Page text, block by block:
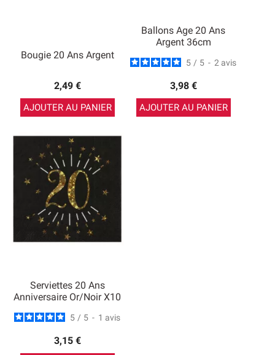
Bougie 20 Ans Argent
2,49 €
AJOUTER AU PANIER
Ballons Age 20 Ans
Argent 36cm
5 / 5 - 2 avis
3,98 €
AJOUTER AU PANIER
Serviettes 20 Ans
Anniversaire Or/Noir X10
5 / 5 - 1 avis
3,15 €